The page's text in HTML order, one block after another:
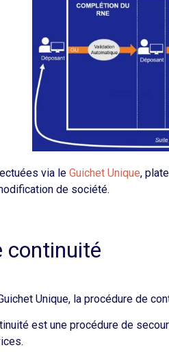
via le Guichet Unique,
de société.
continuité
Unique, la procédure de
est une procédure de